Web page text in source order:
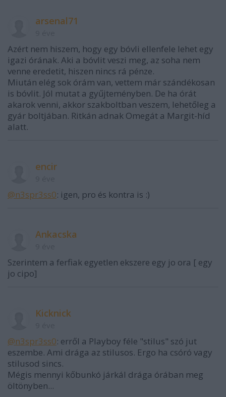
arsenal71
Azért nem hiszem, hogy egy bóvli ellenfele lehet egy
igazi órának. Aki a bóvlit veszi meg, az soha nem
venne eredetit, hiszen nincs rá pénze.
Miután elég sok órám van, vettem már szándékosan
is bóvlit. Jól mutat a gyűjteményben. De ha órát
akarok venni, akkor szakboltban veszem, lehetőleg a
gyár boltjában. Ritkán adnak Omegát a Margit-híd
alatt.
encir
@n3spr3ss0: igen, pro és kontra is :)
Ankacska
Szerintem a ferfiak egyetlen ekszere egy jo ora [ egy
jo cipo]
Kicknick
@n3spr3ss0: erről a Playboy féle "stilus" szó jut
eszembe. Ami drága az stilusos. Ergo ha csóró vagy
stilusod sincs.
Mégis mennyi kőbunkó járkál drága órában meg
öltönyben...